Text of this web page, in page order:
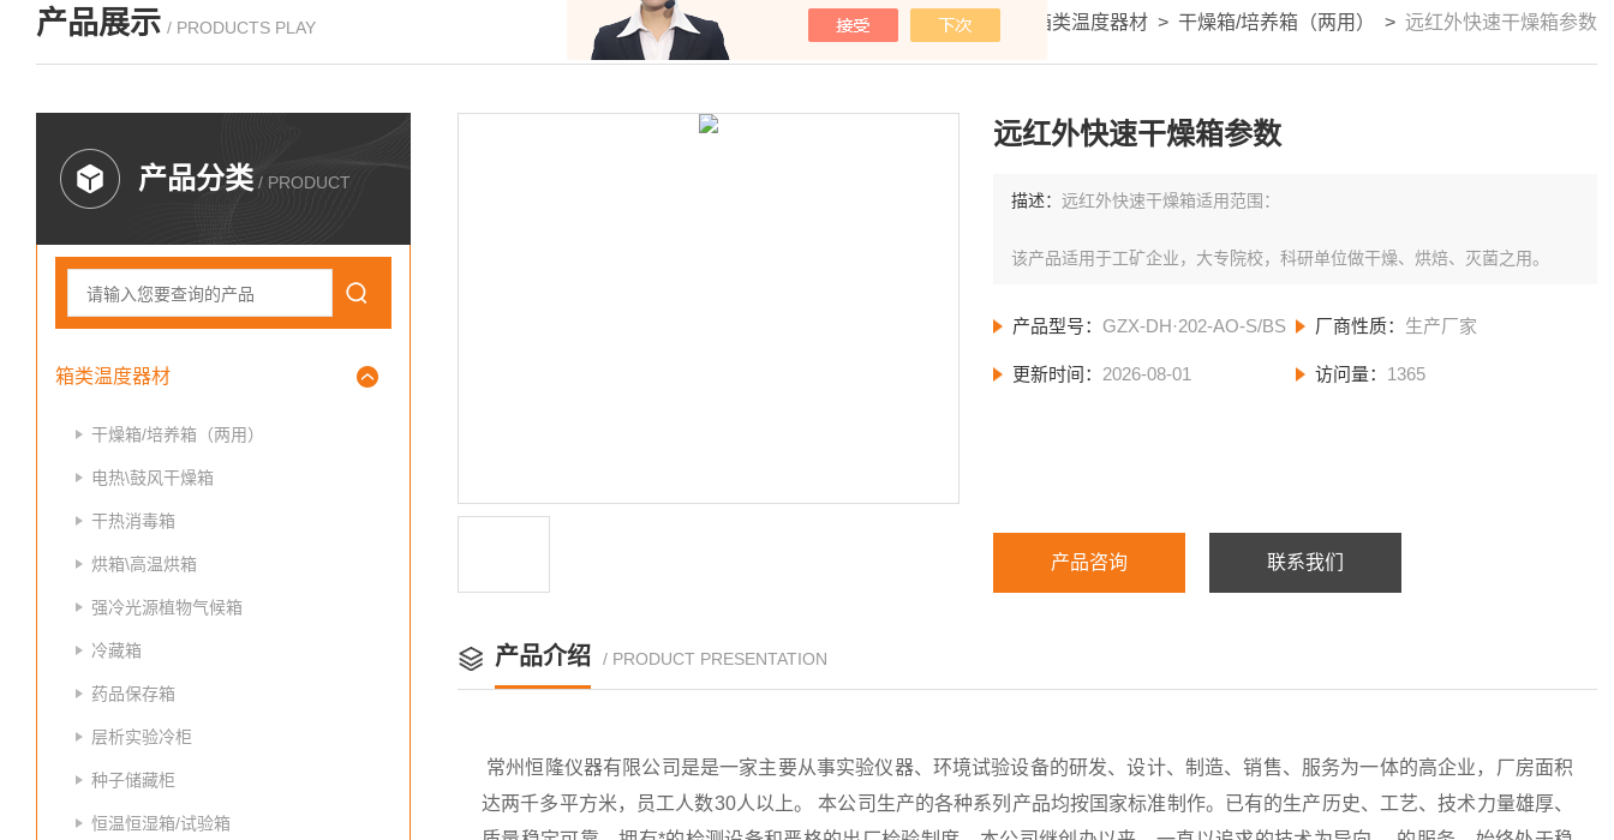
产品展示 / PRODUCTS PLAY 我的位置：首页 产品展示 箱类温度器材 > 干燥箱/培养箱（两用） > 远红外快速干燥箱参数
产品分类 / PRODUCT
箱类温度器材
干燥箱/培养箱（两用）
电热\鼓风干燥箱
干热消毒箱
烘箱\高温烘箱
强冷光源植物气候箱
冷藏箱
药品保存箱
层析实验冷柜
种子储藏柜
恒温恒湿箱/试验箱
远红外快速干燥箱参数
描述：远红外快速干燥箱适用范围：
该产品适用于工矿企业，大专院校，科研单位做干燥、烘焙、灭菌之用。
产品型号： GZX-DH·202-AO-S/BS 厂商性质： 生产厂家
更新时间： 2026-08-01 访问量： 1365
产品咨询 联系我们
产品介绍 / PRODUCT PRESENTATION
常州恒隆仪器有限公司是是一家主要从事实验仪器、环境试验设备的研发、设计、制造、销售、服务为一体的高企业，厂房面积
达两千多平方米，员工人数30人以上。 本公司生产的各种系列产品均按国家标准制作。已有的生产历史、工艺、技术力量雄厚、